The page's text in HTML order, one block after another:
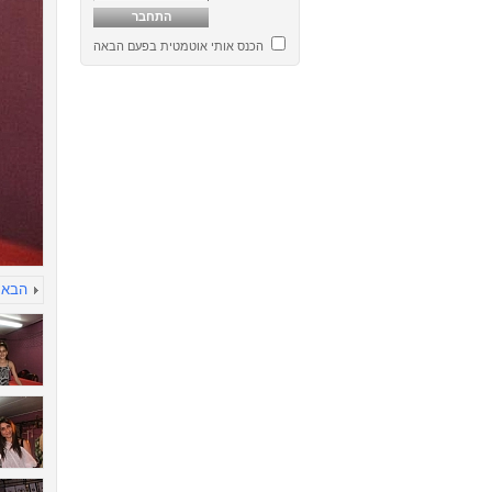
הכנס אותי אוטמטית בפעם הבאה
הבא